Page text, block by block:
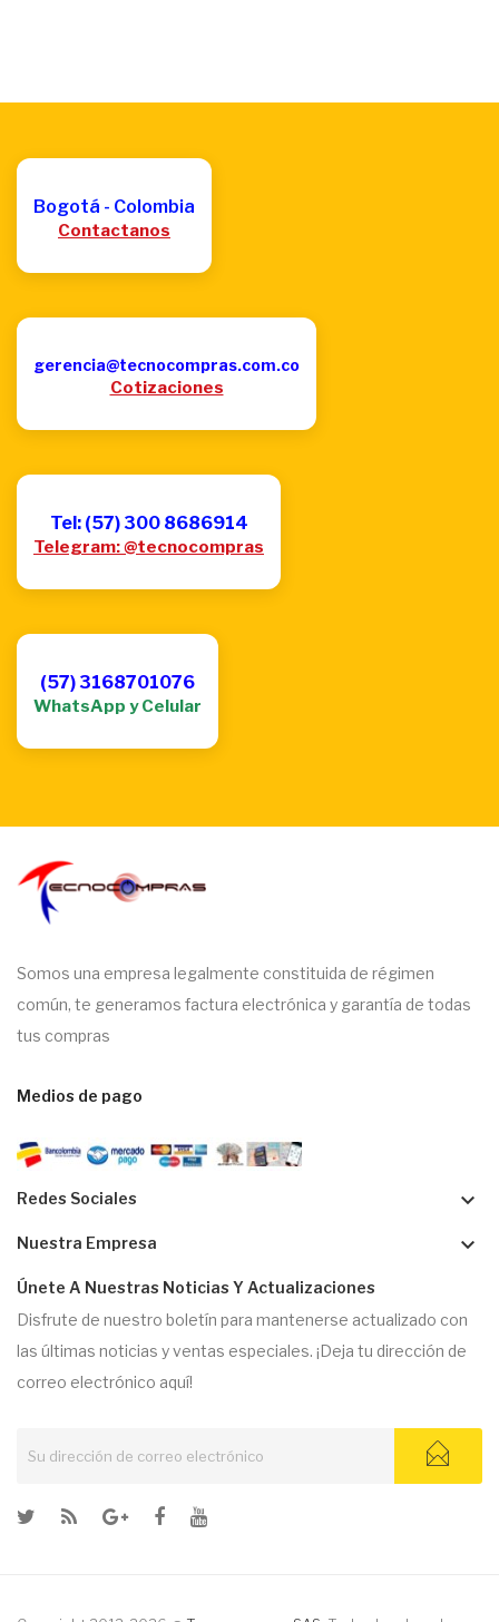
Bogotá - Colombia
Contactanos
gerencia@tecnocompras.com.co
Cotizaciones
Tel: (57) 300 8686914
Telegram: @tecnocompras
(57) 3168701076
WhatsApp y Celular
Somos una empresa legalmente constituida de régimen
común, te generamos factura electrónica y garantía de todas
tus compras
Medios de pago
Redes Sociales keyboard_arrow_down
Nuestra Empresa keyboard_arrow_down
Únete A Nuestras Noticias Y Actualizaciones
Disfrute de nuestro boletín para mantenerse actualizado con
las últimas noticias y ventas especiales. ¡Deja tu dirección de
correo electrónico aquí!